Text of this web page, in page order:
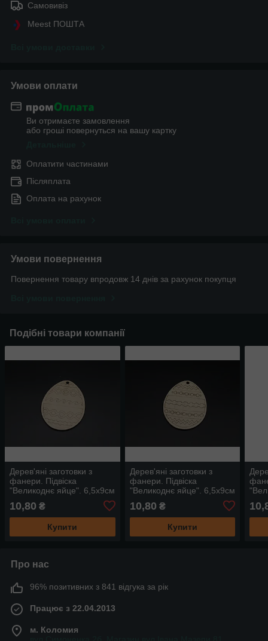
Самовивіз
Meest ПОШТА
Умови оплати
Ви отримаєте замовлення
або гроші повернуться на вашу картку
Оплатити частинами
Післяплата
Оплата на рахунок
Умови повернення
Повернення товару впродовж 14 днів за рахунок покупця
Подібні товари компанії
Дерев'яні заготовки з
фанери. Підвіска
"Великоднє яйце". 6,5х9см
10,80 ₴
Купити
Дерев'яні заготовки з
фанери. Підвіска
"Великоднє яйце". 6,5х9см
10,80 ₴
Купити
Про нас
96% позитивних з 841 відгука за рік
Працює з 22.04.2013
м. Коломия